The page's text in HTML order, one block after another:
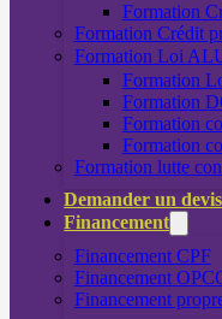
Formation
Formation Crédit
Formation Loi
Formation
Formation
Formation
Formation
Formation lutte
Demander un devis
Financement
Financement CPF
Financement
Financement